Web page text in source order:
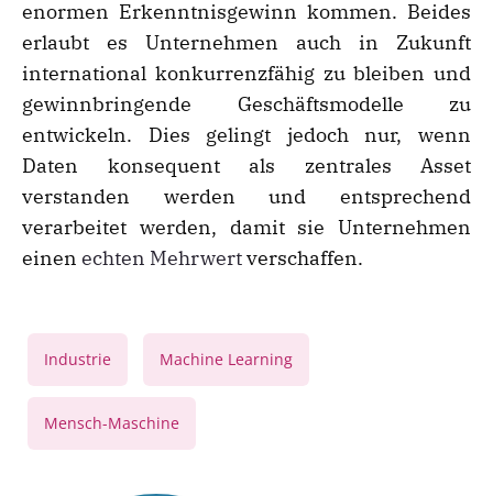
enormen Erkenntnisgewinn kommen. Beides
erlaubt es Unternehmen auch in Zukunft
international konkurrenzfähig zu bleiben und
gewinnbringende Geschäftsmodelle zu
entwickeln. Dies gelingt jedoch nur, wenn
Daten konsequent als zentrales Asset
verstanden werden und entsprechend
verarbeitet werden, damit sie Unternehmen
einen echten Mehrwertverschaffen.
Industrie Machine Learning
Mensch-Maschine